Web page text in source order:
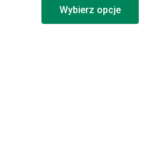
Wybierz opcje